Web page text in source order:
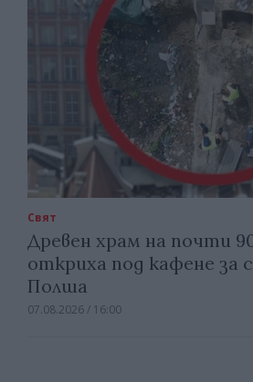
Свят
Древен храм на почти
откриха под кафене за
Полша
07.08.2026 / 16:00